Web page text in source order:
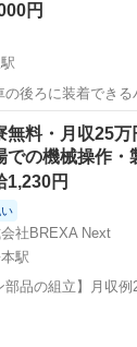
たい...
円
後ろに装着できる
キャンプやアウト
ながらゆっくり
ラングラ...
田沢駅 その他
料・月収25
での機械操作
1,230円
社BREXA Next
駅
部品の組立】月収